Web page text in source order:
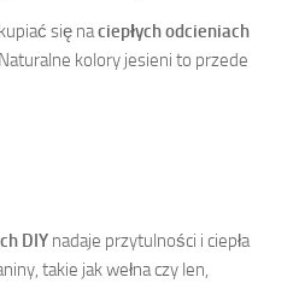
się naciepłych odcieniach
kolory jesieni to przede
DIY nadaje przytulności i ciepła
takie jak wełna czy len,